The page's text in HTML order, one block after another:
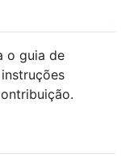
o guia de